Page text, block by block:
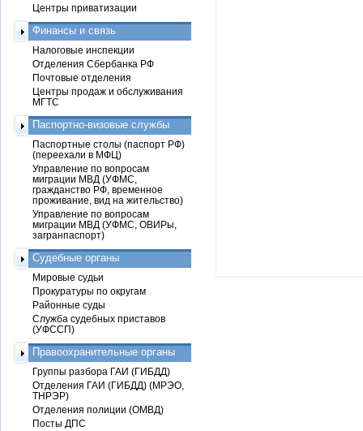
Центры приватизации
Финансы и связь
Налоговые инспекции
Отделения Сбербанка РФ
Почтовые отделения
Центры продаж и обслуживания
МГТС
Паспортно-визовые службы
Паспортные столы (паспорт РФ)
(переехали в МФЦ)
Управление по вопросам
миграции МВД (УФМС,
гражданство РФ, временное
проживание, вид на жительство)
Управление по вопросам
миграции МВД (УФМС, ОВИРы,
загранпаспорт)
Судебные органы
Мировые судьи
Прокуратуры по округам
Районные суды
Служба судебных приставов
(УФССП)
Правоохранительные органы
Группы разбора ГАИ (ГИБДД)
Отделения ГАИ (ГИБДД) (МРЭО,
ТНРЭР)
Отделения полиции (ОМВД)
Посты ДПС